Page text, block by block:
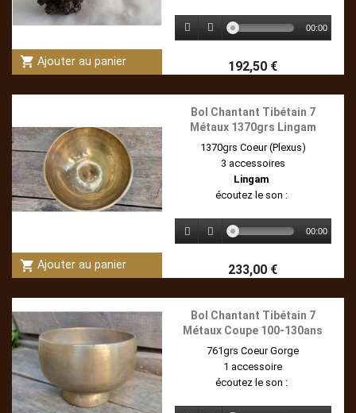
shopping_cart Ajouter au panier
00:00
192,50 €
shopping_cart Ajouter au panier
Bol Chantant Tibétain 7
Métaux 1370grs Lingam
1370grs Coeur (Plexus)
3 accessoires
Lingam
écoutez le son :
00:00
233,00 €
Bol Chantant Tibétain 7
Métaux Coupe 100-130ans
761grs Coeur Gorge
1 accessoire
écoutez le son :